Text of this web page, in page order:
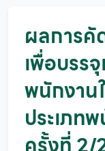
ผลการคั
เพื่อบรร
พนักงาน
ประเภท